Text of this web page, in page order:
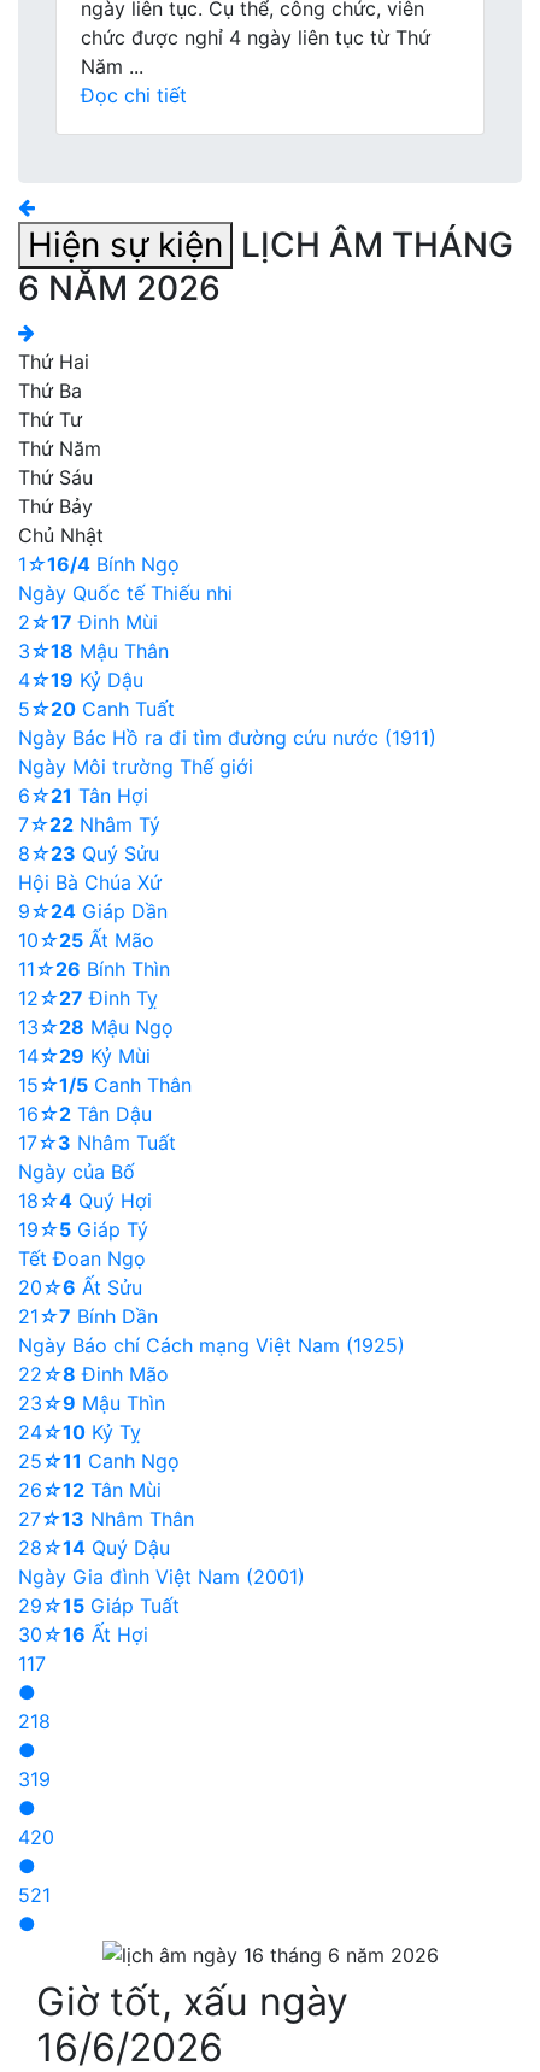
ngày liên tục. Cụ thể, công chức, viên
chức được nghỉ 4 ngày liên tục từ Thứ
Năm ...
Đọc chi tiết
Hiện sự kiện LỊCH ÂM THÁNG
6 NĂM 2026
Thứ Hai
Thứ Ba
Thứ Tư
Thứ Năm
Thứ Sáu
Thứ Bảy
Chủ Nhật
1☆16/4 Bính Ngọ
Ngày Quốc tế Thiếu nhi
2☆17 Đinh Mùi
3☆18 Mậu Thân
4☆19 Kỷ Dậu
5☆20 Canh Tuất
Ngày Bác Hồ ra đi tìm đường cứu nước (1911)
Ngày Môi trường Thế giới
6☆21 Tân Hợi
7☆22 Nhâm Tý
8☆23 Quý Sửu
Hội Bà Chúa Xứ
9☆24 Giáp Dần
10☆25 Ất Mão
11☆26 Bính Thìn
12☆27 Đinh Tỵ
13☆28 Mậu Ngọ
14☆29 Kỷ Mùi
15☆1/5 Canh Thân
16☆2 Tân Dậu
17☆3 Nhâm Tuất
Ngày của Bố
18☆4 Quý Hợi
19☆5 Giáp Tý
Tết Đoan Ngọ
20☆6 Ất Sửu
21☆7 Bính Dần
Ngày Báo chí Cách mạng Việt Nam (1925)
22☆8 Đinh Mão
23☆9 Mậu Thìn
24☆10 Kỷ Tỵ
25☆11 Canh Ngọ
26☆12 Tân Mùi
27☆13 Nhâm Thân
28☆14 Quý Dậu
Ngày Gia đình Việt Nam (2001)
29☆15 Giáp Tuất
30☆16 Ất Hợi
117
●
218
●
319
●
420
●
521
●
Giờ tốt, xấu ngày
16/6/2026